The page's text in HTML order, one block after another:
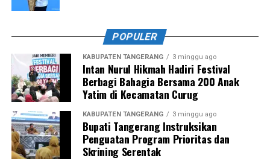
POPULER
KABUPATEN TANGERANG 3 minggu ago
Intan Nurul Hikmah Hadiri Festival
Berbagi Bahagia Bersama 200 Anak
Yatim di Kecamatan Curug
KABUPATEN TANGERANG 3 minggu ago
Bupati Tangerang Instruksikan
Penguatan Program Prioritas dan
Skrining Serentak